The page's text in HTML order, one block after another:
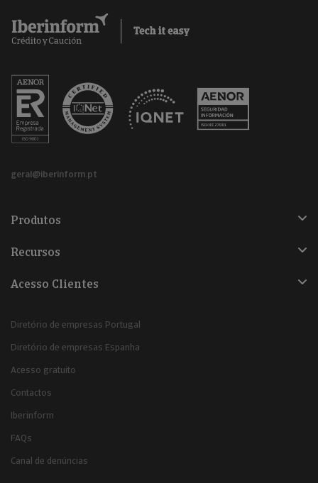
geral@iberinform.pt
Produtos
Recursos
Acesso Clientes
Diretório de empresas Portugal
Diretório de empresas Espanha
Acesso gratuito
Contactos
Iberinform
FAQs
Canal de denúncias